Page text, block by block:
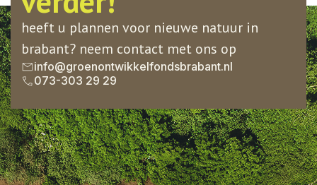
heeft u plannen voor nieuwe natuur in
brabant? neem contact met ons op
info@groenontwikkelfondsbrabant.nl
073-303 29 29